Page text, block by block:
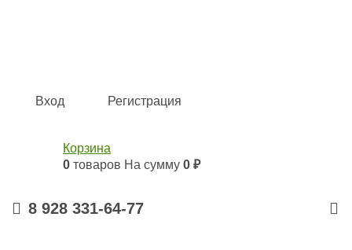
Вход Регистрация
Корзина
0 товаров На сумму 0 ₽
8 928 331-64-77